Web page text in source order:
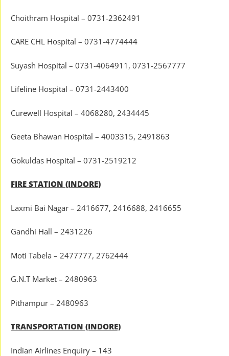
Choithram Hospital – 0731-2362491
CARE CHL Hospital – 0731-4774444
Suyash Hospital – 0731-4064911, 0731-2567777
Lifeline Hospital – 0731-2443400
Curewell Hospital – 4068280, 2434445
Geeta Bhawan Hospital – 4003315, 2491863
Gokuldas Hospital – 0731-2519212
FIRE STATION (INDORE)
Laxmi Bai Nagar – 2416677, 2416688, 2416655
Gandhi Hall – 2431226
Moti Tabela – 2477777, 2762444
G.N.T Market – 2480963
Pithampur – 2480963
TRANSPORTATION (INDORE)
Indian Airlines Enquiry – 143